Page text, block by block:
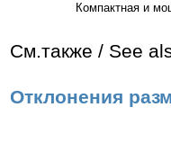
Компактная и
См.также / See
Отклонения